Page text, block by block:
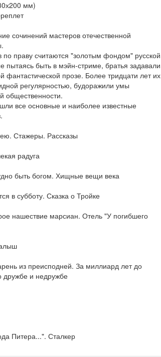
мм)
сочинений мастеров отечественной
по праву считаются "золотым фондом" русской
пытаясь быть в мэйн-стриме, братья задавали
фантастической прозе. Более тридцати лет их
регулярностью, будоражили умы
общественности.
все основные и наиболее известные
Стажеры. Рассказы
радуга
быть богом. Хищные вещи века
в субботу. Сказка о Тройке
нашествие марсиан. Отель "У погибшего
из преисподней. За миллиард лет до
дружбе и недружбе
Питера...". Сталкер